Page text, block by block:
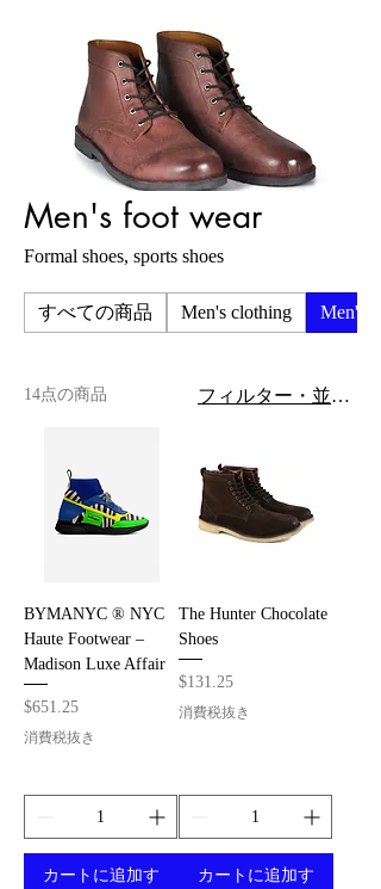
Men's foot wear
Formal shoes, sports shoes
すべての商品 Men's clothing Men's
14点の商品 フィルター・並び替え
BYMANYC ® NYC
Haute Footwear –
Madison Luxe Affair
価格
$651.25
消費税抜き
カートに追加す
The Hunter Chocolate
Shoes
価格
$131.25
消費税抜き
カートに追加す